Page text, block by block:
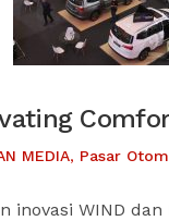
MEDIA, Pasar
inovasi WIND